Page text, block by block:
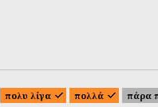
πολυ λίγα πολλά πάρα